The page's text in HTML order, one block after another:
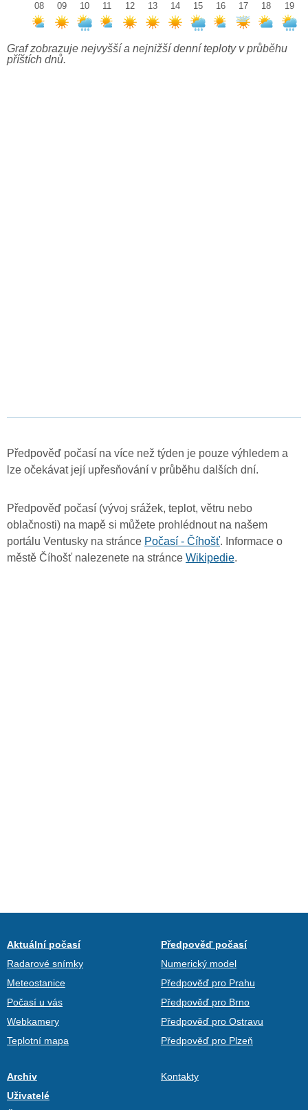
08
09
10
11
12
13
14
15
16
17
18
19
Graf zobrazuje nejvyšší a nejnižší denní teploty v průběhu
příštích dnů.
Předpověď počasí na více než týden je pouze výhledem a
lze očekávat její upřesňování v průběhu dalších dní.
Předpověď počasí (vývoj srážek, teplot, větru nebo
oblačnosti) na mapě si můžete prohlédnout na našem
portálu Ventusky na stránce Počasí - Číhošť. Informace o
městě Číhošť nalezenete na stránce Wikipedie.
Aktuální počasí
Radarové snímky
Meteostanice
Počasí u vás
Webkamery
Teplotní mapa
Předpověď počasí
Numerický model
Předpověď pro Prahu
Předpověď pro Brno
Předpověď pro Ostravu
Předpověď pro Plzeň
Archiv
Uživatelé
Kontakty